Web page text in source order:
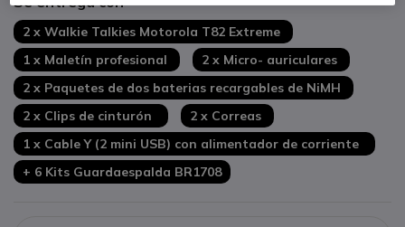
2 x Walkie Talkies Motorola T82 Extreme
1 x Maletín profesional
2 x Micro- auriculares
2 x Paquetes de dos baterias recargables de NiMH
2 x Clips de cinturón
2 x Correas
1 x Cable Y (2 mini USB) con alimentador de corriente
+ 6 Kits Guardaespalda BR1708